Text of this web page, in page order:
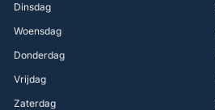
Dinsdag
Woensdag
Donderdag
Vrijdag
Zaterdag